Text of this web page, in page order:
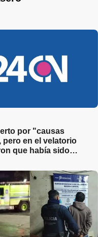
por "causas
pero en el velatorio
que había sido